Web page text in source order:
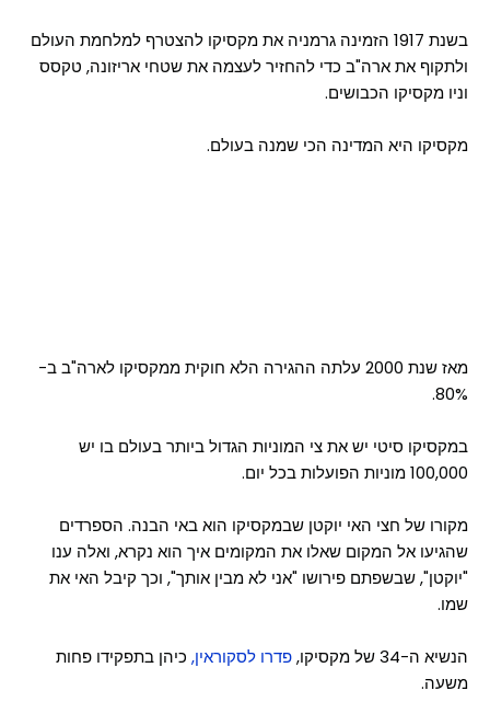
בשנת 1917 הזמינה גרמניה את מקסיקו להצטרף למלחמת העולם
ולתקוף את ארה"ב כדי להחזיר לעצמה את שטחי אריזונה, טקסס
וניו מקסיקו הכבושים.
מקסיקו היא המדינה הכי שמנה בעולם.
מאז שנת 2000 עלתה ההגירה הלא חוקית ממקסיקו לארה"ב ב-
80%.
במקסיקו סיטי יש את צי המוניות הגדול ביותר בעולם בו יש
100,000 מוניות הפועלות בכל יום.
מקורו של חצי האי יוקטן שבמקסיקו הוא באי הבנה. הספרדים
שהגיעו אל המקום שאלו את המקומים איך הוא נקרא, ואלה ענו
"יוקטן", שבשפתם פירושו "אני לא מבין אותך", וכך קיבל האי את
שמו.
הנשיא ה-34 של מקסיקו, פדרו לסקוראין, כיהן בתפקידו פחות
משעה.